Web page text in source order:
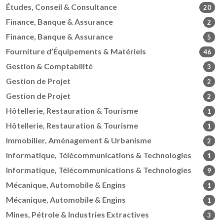
Études, Conseil & Consultance 20
Finance, Banque & Assurance 2
Finance, Banque & Assurance 5
Fourniture d’Équipements & Matériels 46
Gestion & Comptabilité 3
Gestion de Projet 2
Gestion de Projet 2
Hôtellerie, Restauration & Tourisme 1
Hôtellerie, Restauration & Tourisme 1
Immobilier, Aménagement & Urbanisme 2
Informatique, Télécommunications & Technologies 1
Informatique, Télécommunications & Technologies 9
Mécanique, Automobile & Engins 1
Mécanique, Automobile & Engins 1
Mines, Pétrole & Industries Extractives 3